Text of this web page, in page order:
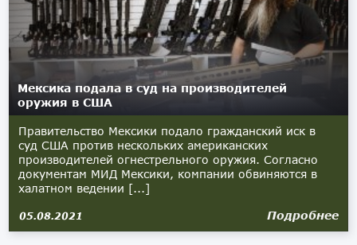
Мексика подала в суд на производителей
оружия в США
Правительство Мексики подало гражданский иск в
суд США против нескольких американских
производителей огнестрельного оружия. Согласно
документам МИД Мексики, компании обвиняются в
халатном ведении [...]
05.08.2021 Подробнее